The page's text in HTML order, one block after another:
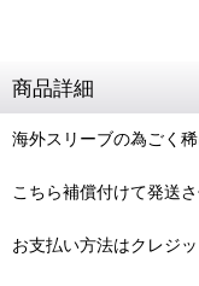
商品詳細
海外スリーブの為ごく
こちら補償付けて発送
お支払い方法はクレジ